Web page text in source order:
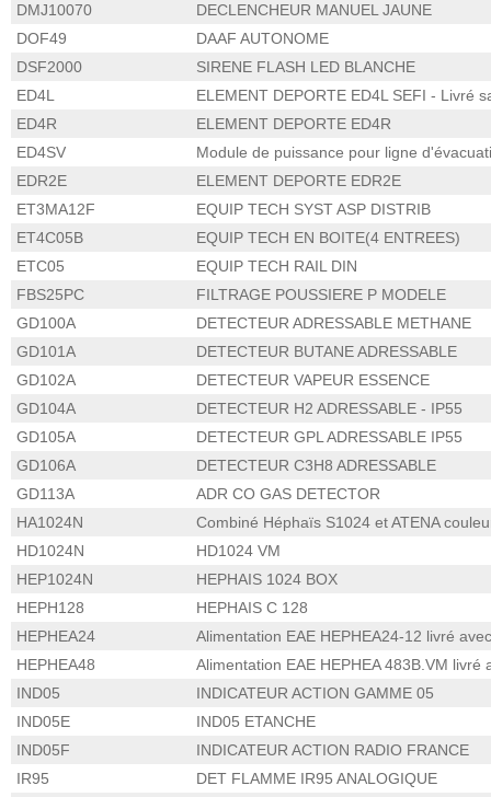
DMJ10070
DECLENCHEUR MANUEL JAUNE
DOF49
DAAF AUTONOME
DSF2000
SIRENE FLASH LED BLANCHE
ED4L
ELEMENT DEPORTE ED4L SEFI - Livré
ED4R
ELEMENT DEPORTE ED4R
ED4SV
Module de puissance pour ligne
EDR2E
ELEMENT DEPORTE EDR2E
ET3MA12F
EQUIP TECH SYST ASP DISTRIB
ET4C05B
EQUIP TECH EN BOITE(4 ENTREES)
ETC05
EQUIP TECH RAIL DIN
FBS25PC
FILTRAGE POUSSIERE P MODELE
GD100A
DETECTEUR ADRESSABLE METHANE
GD101A
DETECTEUR BUTANE ADRESSABLE
GD102A
DETECTEUR VAPEUR ESSENCE
GD104A
DETECTEUR H2 ADRESSABLE - IP55
GD105A
DETECTEUR GPL ADRESSABLE IP55
GD106A
DETECTEUR C3H8 ADRESSABLE
GD113A
ADR CO GAS DETECTOR
HA1024N
Combiné Héphaïs S1024 et ATENA
HD1024N
HD1024 VM
HEP1024N
HEPHAIS 1024 BOX
HEPH128
HEPHAIS C 128
HEPHEA24
Alimentation EAE HEPHEA24-12 livré
HEPHEA48
Alimentation EAE HEPHEA 483B.VM
IND05
INDICATEUR ACTION GAMME 05
IND05E
IND05 ETANCHE
IND05F
INDICATEUR ACTION RADIO FRANCE
IR95
DET FLAMME IR95 ANALOGIQUE